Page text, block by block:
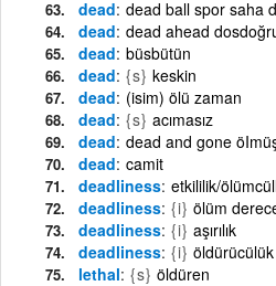
dead dead ball spor saha
dead dead ahead
dead büsbütün
dead {s} keskin
dead (isim) ölü zaman
dead {s} acımasız
dead dead and gone
dead camit
deadliness etkililik/
deadliness {i} ölüm
deadliness {i} aşırılık
deadliness {i} öldürücülük
lethal {s} öldüren